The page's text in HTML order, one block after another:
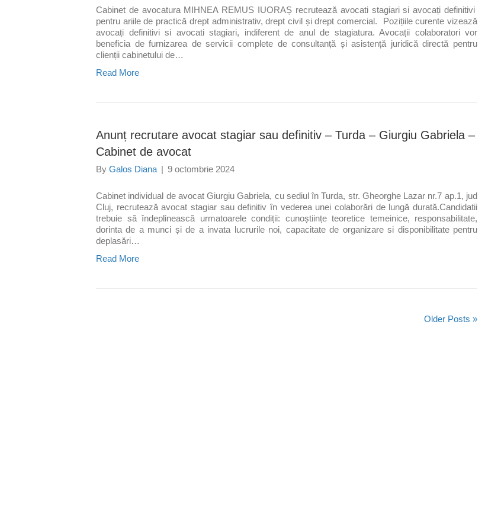
Cabinet de avocatura MIHNEA REMUS IUORAȘ recrutează avocati stagiari si avocați definitivi
pentru ariile de practică drept administrativ, drept civil și drept comercial. Pozițiile curente vizează
avocați definitivi si avocati stagiari, indiferent de anul de stagiatura. Avocații colaboratori vor
beneficia de furnizarea de servicii complete de consultanță și asistență juridică directă pentru
clienții cabinetului de…
Read More
Anunț recrutare avocat stagiar sau definitiv – Turda – Giurgiu Gabriela –
Cabinet de avocat
By Galos Diana | 9 octombrie 2024
Cabinet individual de avocat Giurgiu Gabriela, cu sediul în Turda, str. Gheorghe Lazar nr.7 ap.1, jud
Cluj, recrutează avocat stagiar sau definitiv în vederea unei colaborări de lungă durată.Candidatii
trebuie să îndeplinească urmatoarele condiții: cunoștiințe teoretice temeinice, responsabilitate,
dorinta de a munci și de a invata lucrurile noi, capacitate de organizare si disponibilitate pentru
deplasări…
Read More
Older Posts »